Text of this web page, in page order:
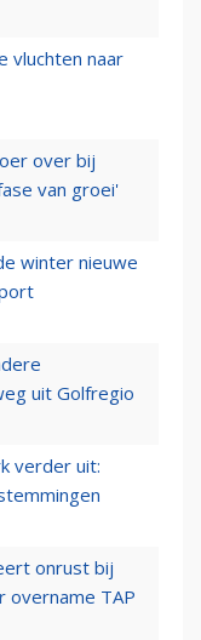
vluchten naar
over bij
van groei'
winter nieuwe
uit Golfregio
verder uit:
onrust bij
overname TAP